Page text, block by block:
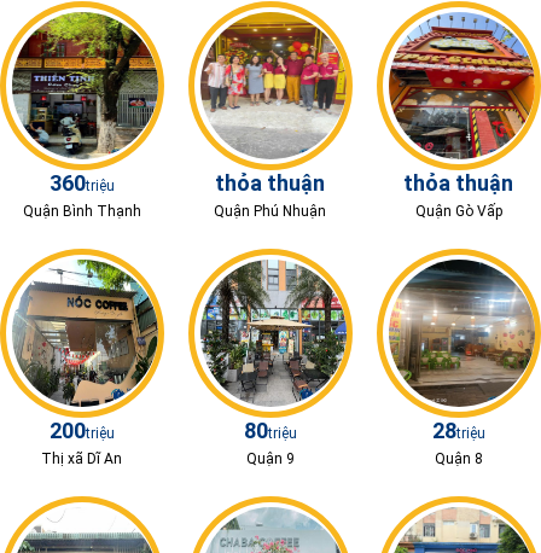
360triệu
Quận Bình Thạnh
thỏa thuận
Quận Phú Nhuận
thỏa thuận
Quận Gò Vấp
200triệu
Thị xã Dĩ An
80triệu
Quận 9
28triệu
Quận 8